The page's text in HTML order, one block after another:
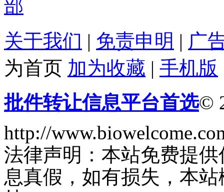
关于我们 | 免责申明 | 广
为首页 加为收藏 | 手机版
批件转让信息平台首选©
http://
法律声明：本站免费提
息真假，如有损失，本